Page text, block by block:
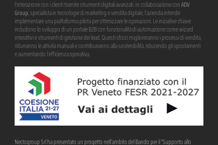
l’interazione con i clienti tramite strumenti digitali avanzati. In collaborazione conADV
Group, specialista in tecnologie di marketing e vendita digitale, l’azienda intende
implementare una piattaforma pilota per ottimizzare le operazioni. Le iniziative chiave
includono lo sviluppo di un portale B2B con funzionalità di automazione come wizard
interattivi e strumenti di gestione dei lead. Questi sforzi miglioreranno i processi di vendita,
ridurranno le attività manuali e contribuiranno alla sostenibilità, riducendo gli spostamenti
e aumentando l’efficienza operativa.
Nectogroup Srl ha presentato un progetto nell’ambito del Bando per il “Supporto allo